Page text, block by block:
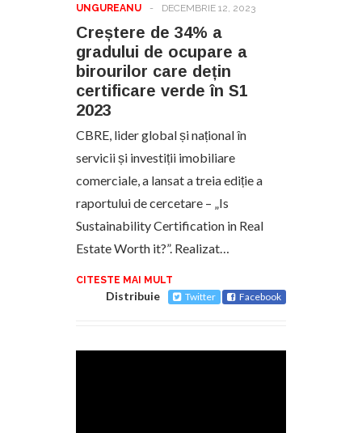
UNGUREANU
- DECEMBRIE 12, 2023
Creștere de 34% a
gradului de ocupare a
birourilor care dețin
certificare verde în S1
2023
CBRE, lider global și național în
servicii și investiții imobiliare
comerciale, a lansat a treia ediție a
raportului de cercetare – „Is
Sustainability Certification in Real
Estate Worth it?”. Realizat…
CITESTE MAI MULT
Distribuie Twitter Facebook